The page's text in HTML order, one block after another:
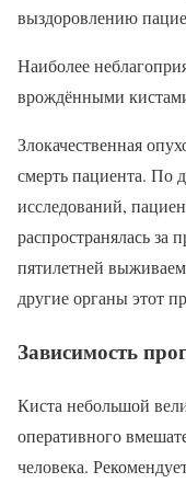
выздоровлению
Наиболее
врождёнными
Злокачественная
смерть пациента. По
исследований,
распространялась за
пятилетней
другие органы этот
Зависимость
Киста небольшой
оперативного
человека.